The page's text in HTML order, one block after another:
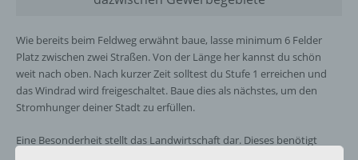
Wie bereits beim Feldweg erwähnt baue, lasse minimum 6 Felder
Platz zwischen zwei Straßen. Von der Länge her kannst du schön
weit nach oben. Nach kurzer Zeit solltest du Stufe 1 erreichen und
das Windrad wird freigeschaltet. Baue dies als nächstes, um den
Stromhunger deiner Stadt zu erfüllen.
Eine Besonderheit stellt das Landwirtschaft dar. Dieses benötigt